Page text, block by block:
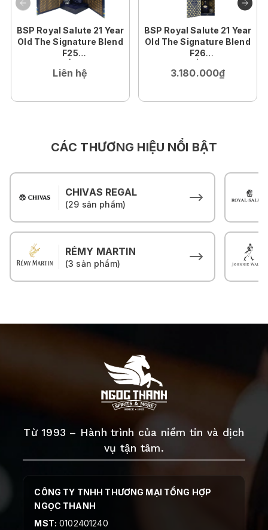
BSP Royal Salute 21 Year
Old The Signature Blend
F25
Liên hệ
BSP Royal Salute 21 Year
Old The Signature Blend
F26
3.180.000₫
CÁC THƯƠNG HIỆU NỔI BẬT
CHIVAS REGAL
(29 sản phẩm)
RÉMY MARTIN
(3 sản phẩm)
Từ 1993 – Hành trình của niềm tin và dịch
vụ tận tâm.
CÔNG TY TNHH THƯƠNG MẠI TỔNG HỢP
NGỌC THANH
MST: 0102401240